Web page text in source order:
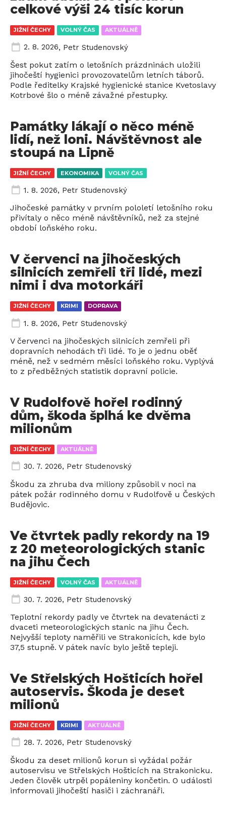
JIŽNÍ ČECHY VOLNÝ ČAS AKTUÁLNĚ
celkové výši 24 tisíc korun
2. 8. 2026, Petr Studenovský
Šest pokut zatím o letošních prázdninách uložili
jihočeští hygienici provozovatelům letních táborů.
Podle ředitelky Krajské hygienické stanice Kvetoslavy
Kotrbové šlo o méně závažné přestupky.
JIŽNÍ ČECHY EKONOMIKA VOLNÝ ČAS
Památky lákají o něco méně
lidí, než loni. Návštěvnost ale
stoupá na Lipně
1. 8. 2026, Petr Studenovský
Jihočeské památky v prvním pololetí letošního roku
přivítaly o něco méně návštěvníků, než za stejné
období loňského roku.
JIŽNÍ ČECHY KRIMI DOPRAVA
V červenci na jihočeských
silnicích zemřeli tři lidé, mezi
nimi i dva motorkáři
1. 8. 2026, Petr Studenovský
V červenci na jihočeských silnicích zemřeli při
dopravních nehodách tři lidé. To je o jednu oběť
méně, než v sedmém měsíci loňského roku. Vyplývá
to z předběžných statistik dopravní policie.
JIŽNÍ ČECHY AKTUÁLNĚ
V Rudolfově hořel rodinný
dům, škoda šplhá ke dvěma
milionům
30. 7. 2026, Petr Studenovský
Škodu za zhruba dva miliony způsobil v noci na
pátek požár rodinného domu v Rudolfově u Českých
Budějovic.
JIŽNÍ ČECHY VOLNÝ ČAS AKTUÁLNĚ
Ve čtvrtek padly rekordy na 19
z 20 meteorologických stanic
na jihu Čech
30. 7. 2026, Petr Studenovský
Teplotní rekordy padly ve čtvrtek na devatenácti z
dvaceti meteorologických stanic na jihu Čech.
Nejvyšší teploty naměřili ve Strakonicích, kde bylo
37,5 stupně. V pátek navíc bylo ještě tepleji.
JIŽNÍ ČECHY KRIMI AKTUÁLNĚ
Ve Střelských Hošticích hořel
autoservis. Škoda je deset
milionů
28. 7. 2026, Petr Studenovský
Škodu za deset milionů korun si vyžádal požár
autoservisu ve Střelských Hošticích na Strakonicku.
Jeden člověk utrpěl popáleniny končetin. O události
informovali jihočeští hasiči i záchranáři.